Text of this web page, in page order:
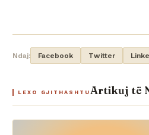
Ndaj: Facebook Twitter
LEXO GJITHASHTU Artikuj të